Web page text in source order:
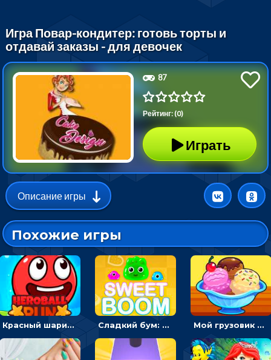
Игра Повар-кондитер: готовь торты и
отдавай заказы - для девочек
87
Рейтинг: (0)
Играть
Описание игры
Похожие игры
Красный шарик-герой в бегах: прыгать, чтобы избегать препятствий Сладкий бум: тапнуть, чтобы взорвать желейки - головоломка Мой грузовик с мороженным: принимать заказы и готовить десерты